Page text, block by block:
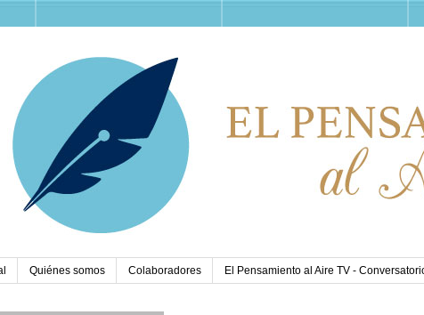
Quiénes somos Colaboradores El Pensamiento al Aire TV -